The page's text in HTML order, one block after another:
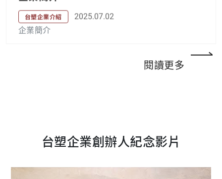
台塑企業介紹 2025.07.02
企業簡介
閱讀更多
台塑企業創辦人紀念影片